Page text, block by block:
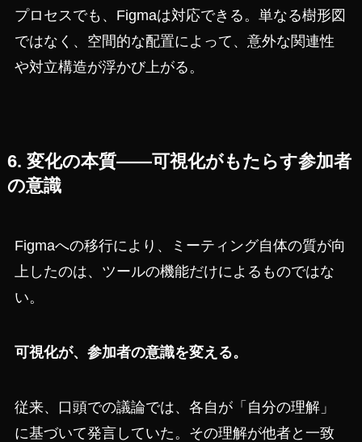
プロセスでも、Figmaは対応できる。単なる樹形図
ではなく、空間的な配置によって、意外な関連性
や対立構造が浮かび上がる。
6. 変化の本質——可視化がもたらす参加者
の意識
Figmaへの移行により、ミーティング自体の質が向
上したのは、ツールの機能だけによるものではな
い。
可視化が、参加者の意識を変える。
従来、口頭での議論では、各自が「自分の理解」
に基づいて発言していた。その理解が他者と一致